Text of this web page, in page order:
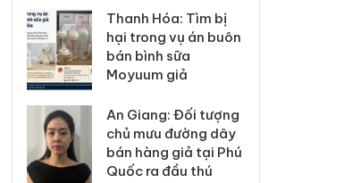
Hưng Yên: Xử lý 6 hộ
kinh doanh bán hàng
giả mạo nhãn hiệu
Adidas, Nike
Cà Mau: Tiêu hủy
công khai hàng ngàn
sản phẩm nhập lậu,
bảo vệ môi trường